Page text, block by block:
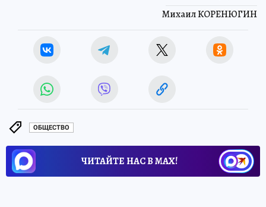
Михаил КОРЕНЮГИН
ОБЩЕСТВО
ЧИТАЙТЕ НАС В МАХ!